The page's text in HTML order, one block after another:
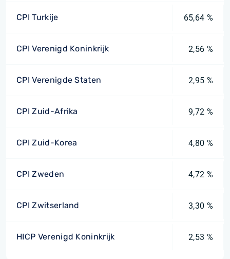
CPI Turkije 65,64 %
CPI Verenigd Koninkrijk 2,56 %
CPI Verenigde Staten 2,95 %
CPI Zuid-Afrika 9,72 %
CPI Zuid-Korea 4,80 %
CPI Zweden 4,72 %
CPI Zwitserland 3,30 %
HICP Verenigd Koninkrijk 2,53 %